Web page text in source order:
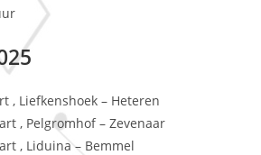
, Liefkenshoek – Heteren
, Pelgromhof – Zevenaar
, Liduina – Bemmel